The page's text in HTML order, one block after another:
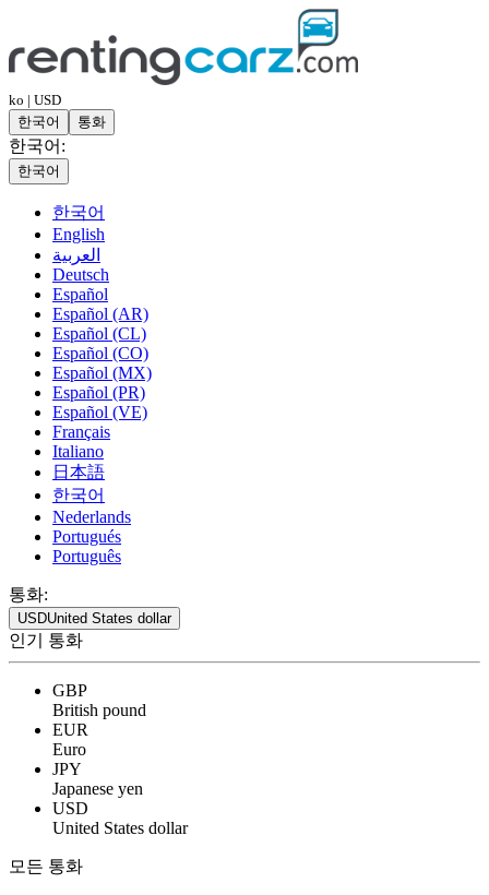
ko | USD
한국어
통화
한국어:
한국어
한국어
English
العربية
Deutsch
Español
Español (AR)
Español (CL)
Español (CO)
Español (MX)
Español (PR)
Español (VE)
Français
Italiano
日本語
한국어
Nederlands
Portugués
Português
통화:
USDUnited States dollar
인기 통화
GBP
British pound
EUR
Euro
JPY
Japanese yen
USD
United States dollar
모든 통화